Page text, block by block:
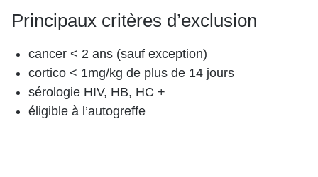
Principaux critères d’exclusion
cancer < 2 ans (sauf exception)
cortico < 1mg/kg de plus de 14 jours
sérologie HIV, HB, HC +
éligible à l’autogreffe